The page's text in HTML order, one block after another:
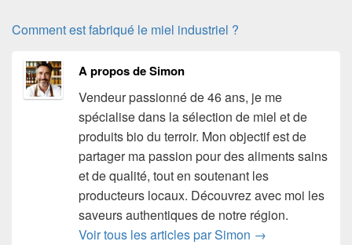
Comment est fabriqué le miel industriel ?
A propos de Simon
Vendeur passionné de 46 ans, je me
spécialise dans la sélection de miel et de
produits bio du terroir. Mon objectif est de
partager ma passion pour des aliments sains
et de qualité, tout en soutenant les
producteurs locaux. Découvrez avec moi les
saveurs authentiques de notre région.
Voir tous les articles par Simon →